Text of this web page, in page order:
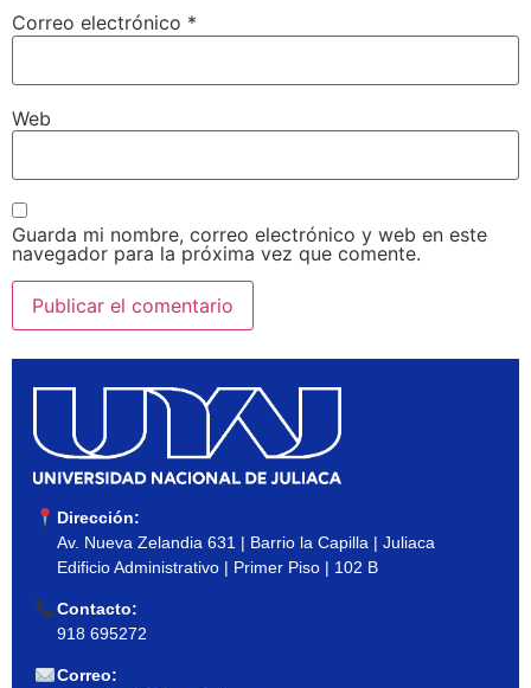
Correo electrónico *
Web
Guarda mi nombre, correo electrónico y web en este
navegador para la próxima vez que comente.
Dirección:
Av. Nueva Zelandia 631 | Barrio la Capilla | Juliaca
Edificio Administrativo | Primer Piso | 102 B
Contacto:
918 695272
Correo: